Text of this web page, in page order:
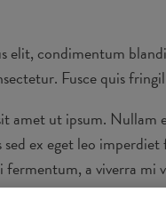
condimentum
Fusce quis
ut ipsum. Nullam
ex eget leo
a viverra mi